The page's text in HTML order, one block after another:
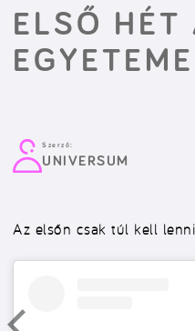
ELSŐ HÉT
Szerző:
UNIVERSUM
Az elsőn csak túl kell